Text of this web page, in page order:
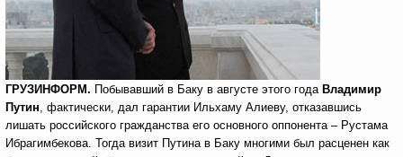
ГРУЗИНФОРМ. Побывавший в Баку в августе этого года Владимир
Путин, фактически, дал гарантии Ильхаму Алиеву, отказавшись
лишать российского гражданства его основного оппонента – Рустама
Ибрагимбекова. Тогда визит Путина в Баку многими был расценен как